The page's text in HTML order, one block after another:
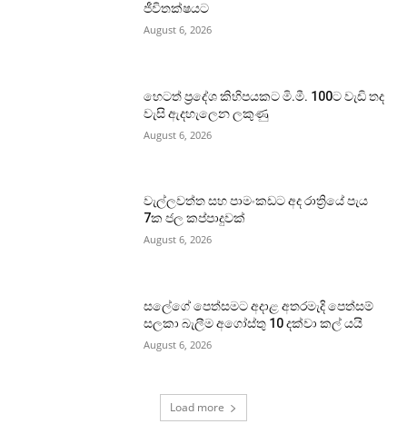
ජීවිතක්ෂයට
August 6, 2026
හෙටත් ප්‍රදේශ කිහිපයකට මි.මී. 100ට වැඩි තද
වැසි ඇදහැලෙන ලකුණු
August 6, 2026
වැල්ලවත්ත සහ පාමංකඩට අද රාත්‍රියේ පැය
7ක ජල කප්පාදුවක්
August 6, 2026
සලේගේ පෙත්සමට අදාළ අතරමැදි පෙත්සම්
සලකා බැලීම අගෝස්තු 10 දක්වා කල් යයි
August 6, 2026
Load more